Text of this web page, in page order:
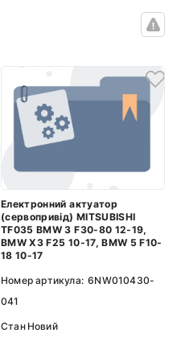
Електронний актуатор
(сервопривід) MITSUBISHI
TF035 BMW 3 F30-80 12-19,
BMW X3 F25 10-17, BMW 5 F10-
18 10-17
Номер артикула: 6NW010430-
041
Стан Новий